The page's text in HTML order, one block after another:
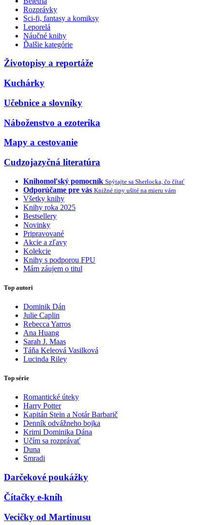
Rozprávky
Sci-fi, fantasy a komiksy
Leporelá
Náučné knihy
Ďalšie kategórie
Životopisy a reportáže
Kuchárky
Učebnice a slovníky
Náboženstvo a ezoterika
Mapy a cestovanie
Cudzojazyčná literatúra
Knihomoľský pomocník Spýtajte sa Sherlocka, čo čítať
Odporúčame pre vás Knižné tipy ušité na mieru vám
Všetky knihy
Knihy roka 2025
Bestsellery
Novinky
Pripravované
Akcie a zľavy
Kolekcie
Knihy s podporou FPU
Mám záujem o titul
Top autori
Dominik Dán
Julie Caplin
Rebecca Yarros
Ana Huang
Sarah J. Maas
Táňa Keleová Vasilková
Lucinda Riley
Top série
Romantické úteky
Harry Potter
Kapitán Stein a Notár Barbarič
Denník odvážneho bojka
Krimi Dominika Dána
Učím sa rozprávať
Duna
Smradi
Darčekové poukážky
Čítačky e-kníh
Vecičky od Martinusu